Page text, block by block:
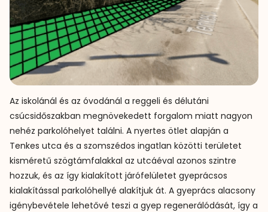
Az iskolánál és az óvodánál a reggeli és délutáni
csúcsidőszakban megnövekedett forgalom miatt nagyon
nehéz parkolóhelyet találni. A nyertes ötlet alapján a
Tenkes utca és a szomszédos ingatlan közötti területet
kisméretű szögtámfalakkal az utcáéval azonos szintre
hozzuk, és az így kialakított járófelületet gyeprácsos
kialakítással parkolóhellyé alakítjuk át. A gyeprács alacsony
igénybevétele lehetővé teszi a gyep regenerálódását, így a